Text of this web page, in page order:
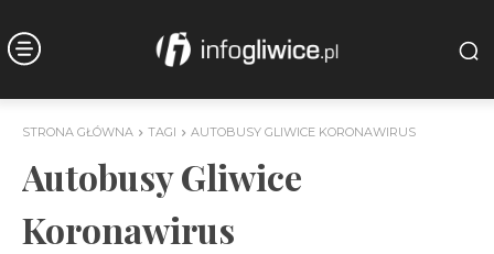
STRONA GŁÓWNA TAGI AUTOBUSY GLIWICE KORONAWIRUS
Autobusy Gliwice
Koronawirus